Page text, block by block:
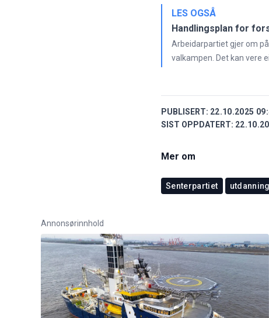
LES OGSÅ
Handlingsplan for
Arbeidarpartiet gjer om
valkampen. Det kan vere
PUBLISERT: 22.10.2025
SIST OPPDATERT:
Mer om
Senterpartiet utdanning
Annonsørinnhold